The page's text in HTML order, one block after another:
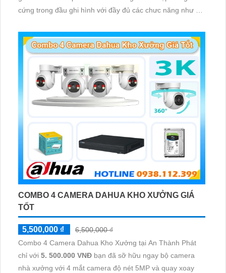
cứng trong đầu ghi hình với đầy đủ các chưc năng như AI
giám sát có màu vào ban đêm
COMBO 4 CAMERA DAHUA KHO XƯỞNG GIÁ
TỐT
5,500,000 ₫
6,500,000 ₫
Combo 4 Camera Dahua Kho Xưởng tại An Thành Phát
chỉ với 5. 500.000 VNĐ bạn đã sỡ hữu ngay bộ camera
nhà xưởng với 4 mắt camera độ nét 5MP và quay xoay